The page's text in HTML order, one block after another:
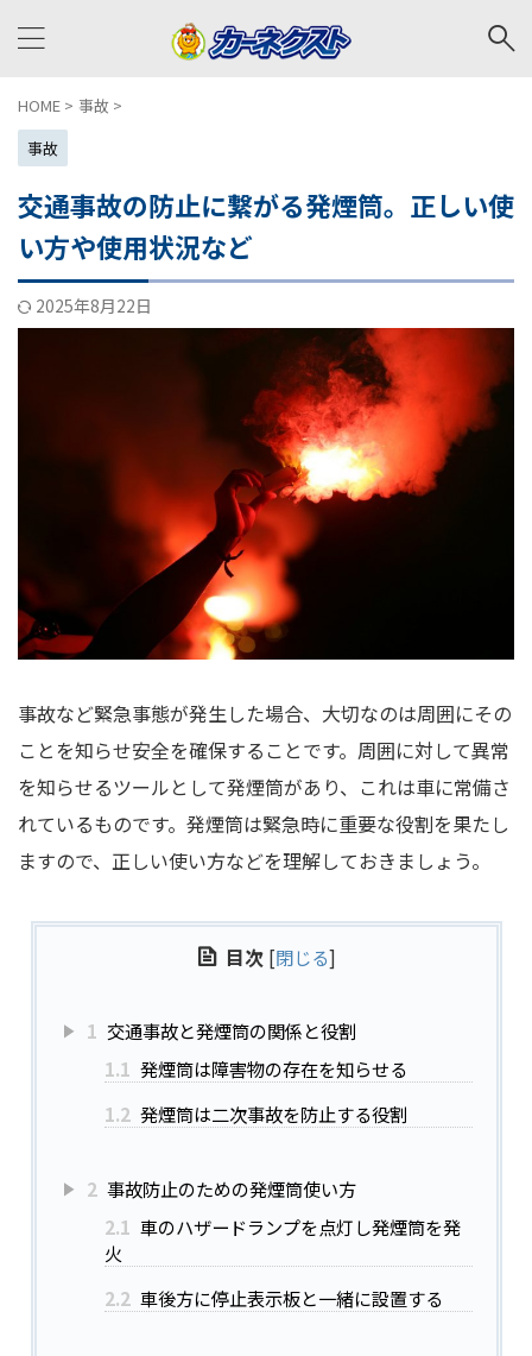
HOME > 事故 >
事故
交通事故の防止に繋がる発煙筒。正しい使
い方や使用状況など
2025年8月22日
事故など緊急事態が発生した場合、大切なのは周囲にその
ことを知らせ安全を確保することです。周囲に対して異常
を知らせるツールとして発煙筒があり、これは車に常備さ
れているものです。発煙筒は緊急時に重要な役割を果たし
ますので、正しい使い方などを理解しておきましょう。
目次 [閉じる]
1 交通事故と発煙筒の関係と役割
1.1 発煙筒は障害物の存在を知らせる
1.2 発煙筒は二次事故を防止する役割
2 事故防止のための発煙筒使い方
2.1 車のハザードランプを点灯し発煙筒を発
火
2.2 車後方に停止表示板と一緒に設置する